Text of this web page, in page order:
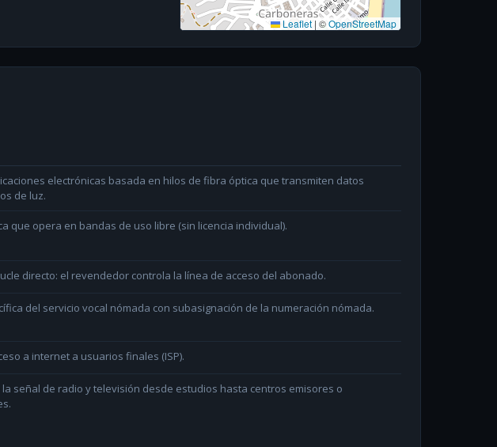
Leaflet | ©OpenStreetMap
electrónicas basada en hilos de fibra óptica que transmiten datos
de luz.
que opera en bandas de uso libre (sin licencia individual).
directo: el revendedor controla la línea de acceso del abonado.
del servicio vocal nómada con subasignación de la numeración nómada.
a internet a usuarios finales (ISP).
señal de radio y televisión desde estudios hasta centros emisores o